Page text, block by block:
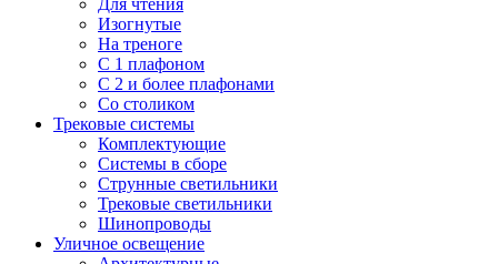
Для чтения
Изогнутые
На треноге
С 1 плафоном
С 2 и более плафонами
Со столиком
Трековые системы
Комплектующие
Системы в сборе
Струнные светильники
Трековые светильники
Шинопроводы
Уличное освещение